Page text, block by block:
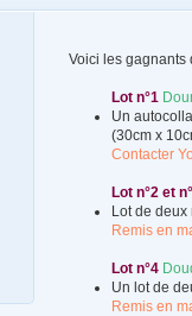
Voici les gagnants
Lot n°1
Un
(30cm x
Contacter
Lot n°2 et
Lot de deux
Remis en
Lot n°4
Un lot de
Remis en